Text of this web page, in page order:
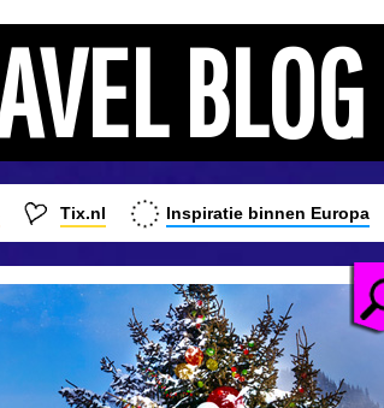
BLOG
Tix.nl Inspiratie binnen Europa